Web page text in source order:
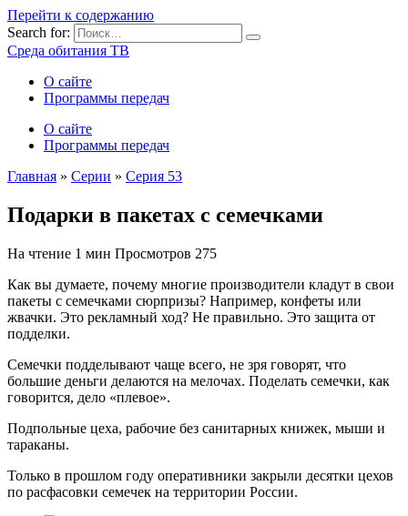
Перейти к содержанию
Search for:
Среда обитания ТВ
О сайте
Программы передач
О сайте
Программы передач
Главная » Серии » Серия 53
Подарки в пакетах с семечками
На чтение 1 мин Просмотров 275
Как вы думаете, почему многие производители кладут в свои
пакеты с семечками сюрпризы? Например, конфеты или
жвачки. Это рекламный ход? Не правильно. Это защита от
подделки.
Семечки подделывают чаще всего, не зря говорят, что
большие деньги делаются на мелочах. Поделать семечки, как
говорится, дело «плевое».
Подпольные цеха, рабочие без санитарных книжек, мыши и
тараканы.
Только в прошлом году оперативники закрыли десятки цехов
по расфасовки семечек на территории России.